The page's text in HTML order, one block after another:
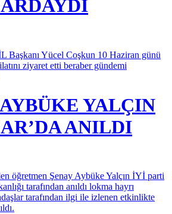
Başkanı Yücel Coşkun 10 Haziran günü
ziyaret etti beraber gündemi
YALÇIN
ANILDI
öğretmen Şenay Aybüke Yalçın İYİ parti
tarafından anıldı lokma hayrı
tarafından ilgi ile izlenen etkinlikte